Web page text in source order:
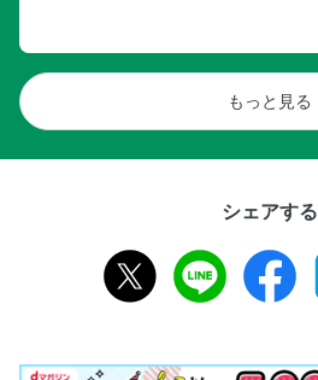
もっと見る
シェアする